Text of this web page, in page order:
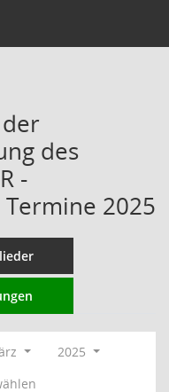
des
-
2025
2025